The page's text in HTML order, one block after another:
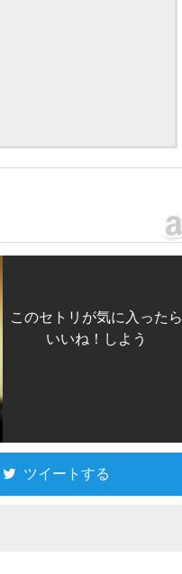
このセトリが気に入ったら
いいね！しよう
ツイートする